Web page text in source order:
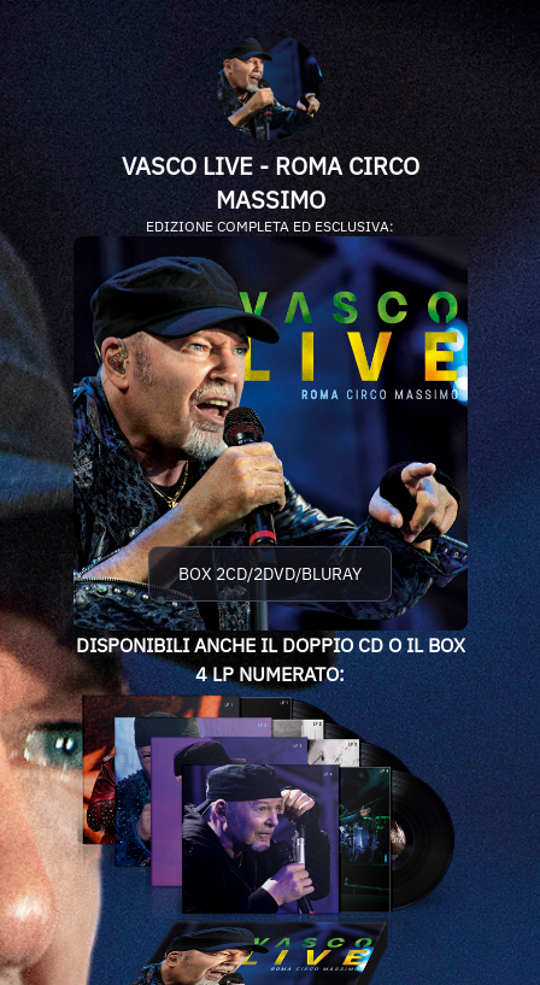
VASCO LIVE - ROMA CIRCO
MASSIMO
EDIZIONE COMPLETA ED ESCLUSIVA:
BOX 2CD/2DVD/BLURAY
DISPONIBILI ANCHE IL DOPPIO CD O IL BOX
4 LP NUMERATO: